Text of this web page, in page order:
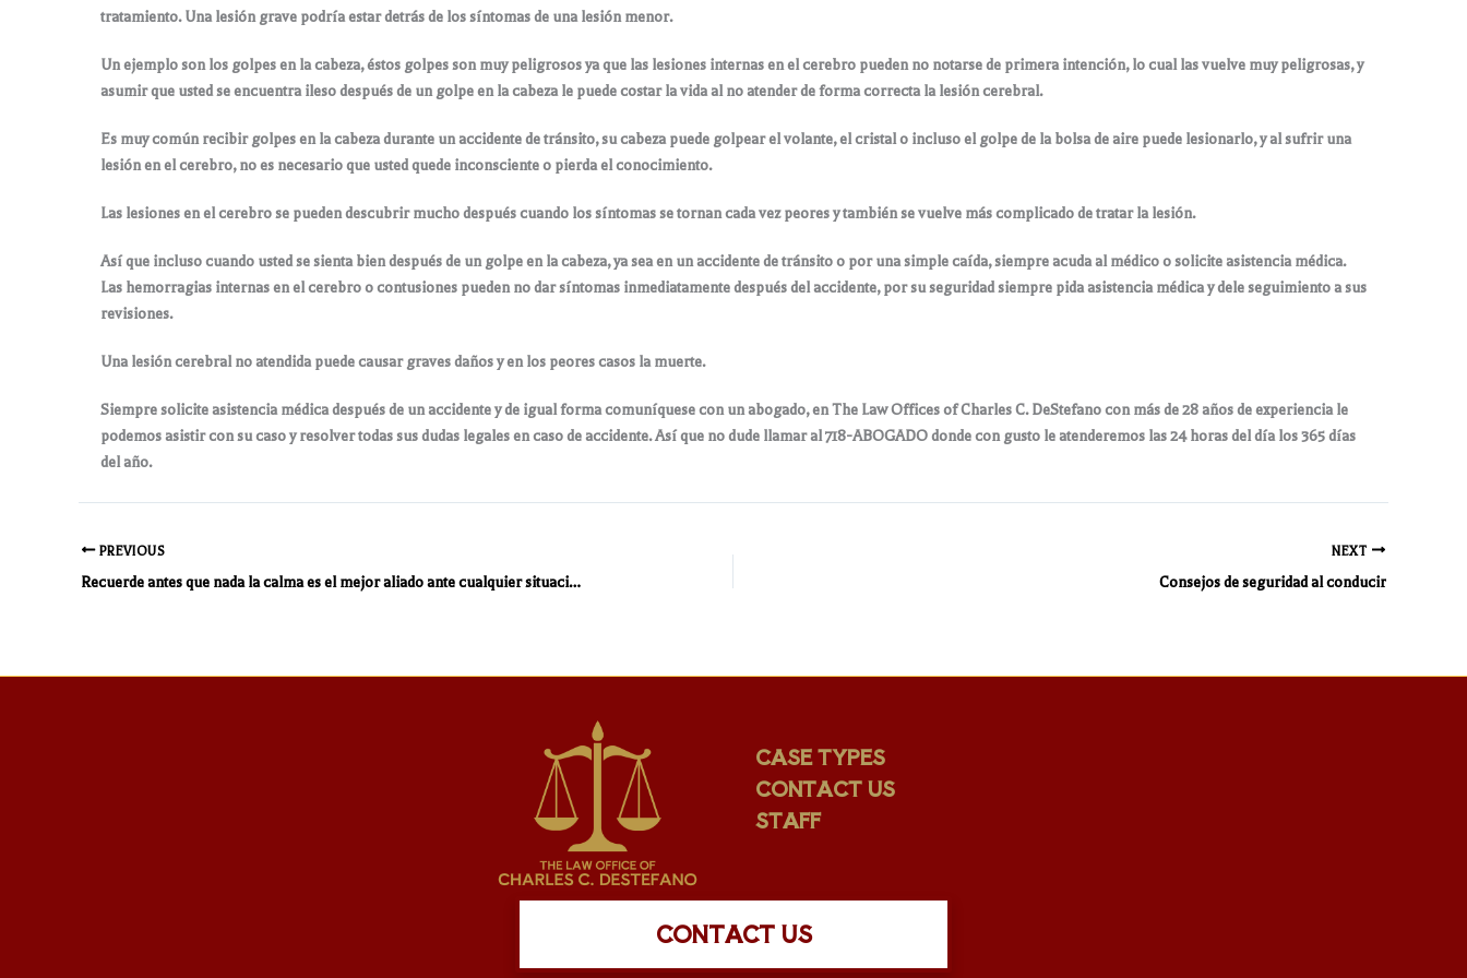
CONTACT US
tratamiento. Una lesión grave podría estar detrás de los síntomas de una lesión menor.
Un ejemplo son los golpes en la cabeza, éstos golpes son muy peligrosos ya que las lesiones internas en el cerebro pueden no notarse de primera intención, lo cual las vuelve muy peligrosas, y
asumir que usted se encuentra ileso después de un golpe en la cabeza le puede costar la vida al no atender de forma correcta la lesión cerebral.
Es muy común recibir golpes en la cabeza durante un accidente de tránsito, su cabeza puede golpear el volante, el cristal o incluso el golpe de la bolsa de aire puede lesionarlo, y al sufrir una
lesión en el cerebro, no es necesario que usted quede inconsciente o pierda el conocimiento.
Las lesiones en el cerebro se pueden descubrir mucho después cuando los síntomas se tornan cada vez peores y también se vuelve más complicado de tratar la lesión.
Así que incluso cuando usted se sienta bien después de un golpe en la cabeza, ya sea en un accidente de tránsito o por una simple caída, siempre acuda al médico o solicite asistencia médica.
Las hemorragias internas en el cerebro o contusiones pueden no dar síntomas inmediatamente después del accidente, por su seguridad siempre pida asistencia médica y dele seguimiento a sus
revisiones.
Una lesión cerebral no atendida puede causar graves daños y en los peores casos la muerte.
Siempre solicite asistencia médica después de un accidente y de igual forma comuníquese con un abogado, en The Law Offices of Charles C. DeStefano con más de 28 años de experiencia le
podemos asistir con su caso y resolver todas sus dudas legales en caso de accidente. Así que no dude llamar al 718-ABOGADO donde con gusto le atenderemos las 24 horas del día los 365 días
del año.
PREVIOUS
Recuerde antes que nada la calma es el mejor aliado ante cualquier situación de riesgo, mantener la calma nos ayuda a tomar las mejores decisiones y actuar de forma correcta
NEXT
Consejos de seguridad al conducir
CASE TYPES
CONTACT US
STAFF